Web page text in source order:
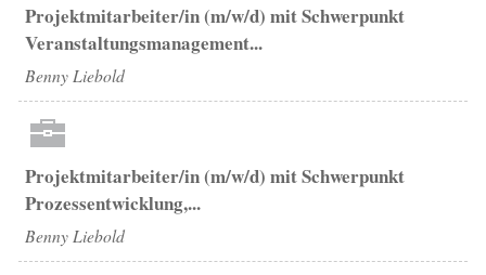
Projektmitarbeiter/in (m/w/d) mit Schwerpunkt
Veranstaltungsmanagement...
Benny Liebold
Projektmitarbeiter/in (m/w/d) mit Schwerpunkt
Prozessentwicklung,...
Benny Liebold